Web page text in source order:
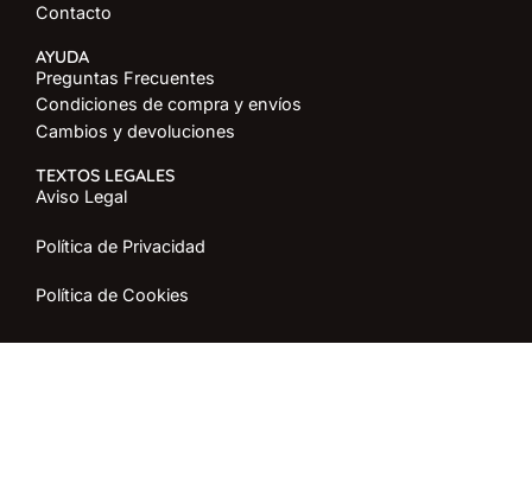
Contacto
AYUDA
Preguntas Frecuentes
Condiciones de compra y envíos
Cambios y devoluciones
TEXTOS LEGALES
Aviso Legal
Política de Privacidad
Política de Cookies